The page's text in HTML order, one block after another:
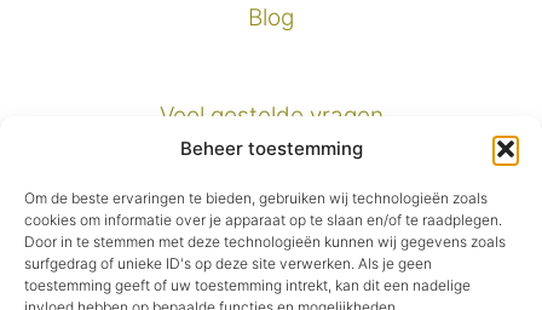
Beheer toestemming
Om de beste ervaringen te bieden, gebruiken wij technologieën zoals
cookies om informatie over je apparaat op te slaan en/of te raadplegen.
Door in te stemmen met deze technologieën kunnen wij gegevens zoals
surfgedrag of unieke ID's op deze site verwerken. Als je geen
toestemming geeft of uw toestemming intrekt, kan dit een nadelige
Blog
Veel gestelde vragen
Verzendinformatie
Privacybeleid